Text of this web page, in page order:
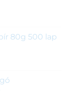
80g 500 lap